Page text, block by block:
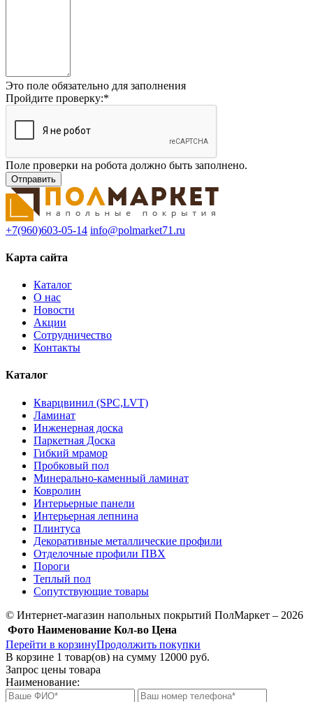
Это поле обязательно для заполнения
Пройдите проверку:*
Поле проверки на робота должно быть заполнено.
+7(960)603-05-14 info@polmarket71.ru
Карта сайта
Каталог
О нас
Новости
Акции
Сотрудничество
Контакты
Каталог
Кварцвинил (SPC,LVT)
Ламинат
Инженерная доска
Паркетная Доска
Гибкий мрамор
Пробковый пол
Минерально-каменный ламинат
Ковролин
Интерьерные панели
Интерьерная лепнина
Плинтуса
Декоративные металлические профили
Отделочные профили ПВХ
Пороги
Теплый пол
Сопутствующие товары
© Интернет-магазин напольных покрытий ПолМаркет – 2026
Фото Наименование Кол-во Цена
Перейти в корзинуПродолжить покупки
В корзине 1 товар(ов) на сумму 12000 руб.
Запрос цены товара
Наименование: